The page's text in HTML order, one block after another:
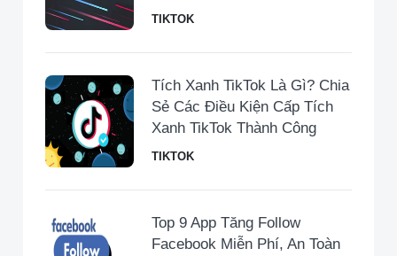
TIKTOK
Tích Xanh TikTok Là Gì? Chia
Sẻ Các Điều Kiện Cấp Tích
Xanh TikTok Thành Công
TIKTOK
Top 9 App Tăng Follow
Facebook Miễn Phí, An Toàn